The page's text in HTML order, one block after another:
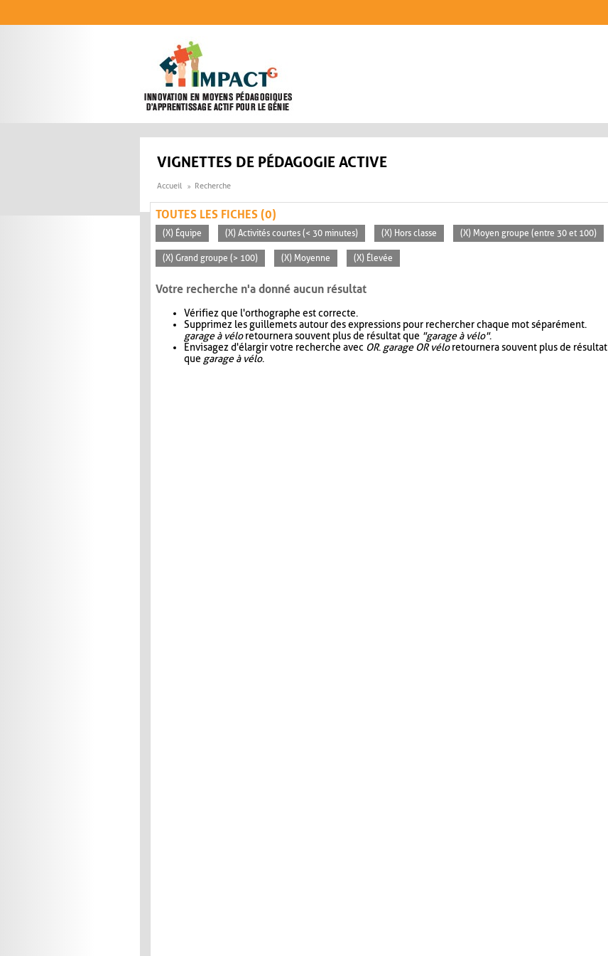
VIGNETTES DE PÉDAGOGIE ACTIVE
Accueil Recherche
TOUTES LES FICHES (0)
(X) Équipe (X) Activités courtes (< 30 minutes) (X) Hors classe (X) Moyen groupe (entre 30 et 100)
(X) Grand groupe (> 100) (X) Moyenne (X) Élevée
Votre recherche n'a donné aucun résultat
Vérifiez que l'orthographe est correcte.
Supprimez les guillemets autour des expressions pour rechercher chaque mot séparément.
garage à véloretournera souvent plus de résultat que "garage à vélo".
Envisagez d'élargir votre recherche avec OR. garage OR véloretournera souvent plus de résultat
que garage à vélo.